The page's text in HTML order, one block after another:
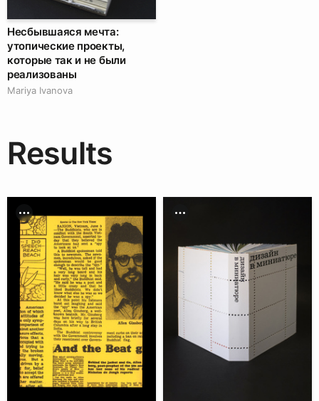
Несбывшаяся мечта:
утопические проекты,
которые так и не были
реализованы
Mariya Ivanova
Results